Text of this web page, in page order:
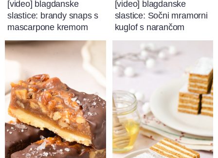
[video] blagdanske
slastice: brandy snaps s
mascarpone kremom
[video] blagdanske
slastice: Sočni mramorni
kuglof s narančom